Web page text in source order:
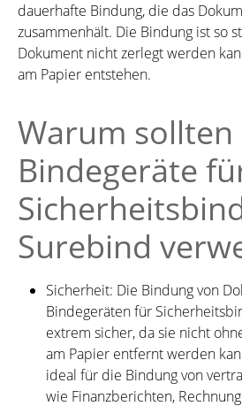
dauerhafte Bindung, die das
zusammenhält. Die Bindung ist so
Dokument nicht zerlegt werden
am Papier entstehen.
Warum sollten
Bindegeräte
Surebind
Sicherheit: Die Bindung von
Bindegeräten für
extrem sicher, da sie nicht
am Papier entfernt werden
ideal für die Bindung von
wie Finanzberichten,